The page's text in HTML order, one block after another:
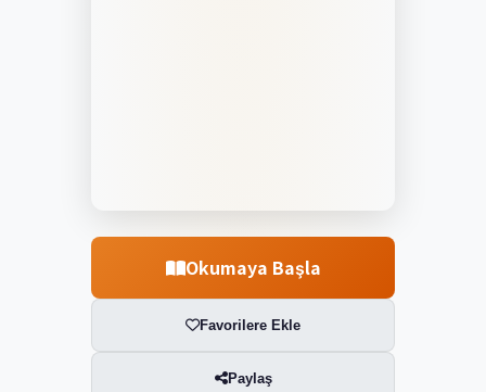
Okumaya Başla
Favorilere Ekle
Paylaş